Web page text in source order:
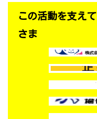
この活動を支え
さま